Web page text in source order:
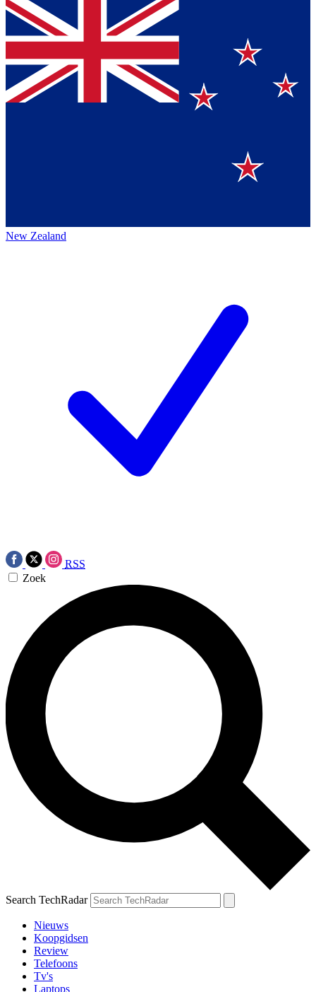
New Zealand
RSS
Zoek
Search TechRadar
Nieuws
Koopgidsen
Review
Telefoons
Tv's
Laptops